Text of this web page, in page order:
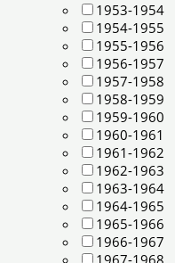
1953-1954
1954-1955
1955-1956
1956-1957
1957-1958
1958-1959
1959-1960
1960-1961
1961-1962
1962-1963
1963-1964
1964-1965
1965-1966
1966-1967